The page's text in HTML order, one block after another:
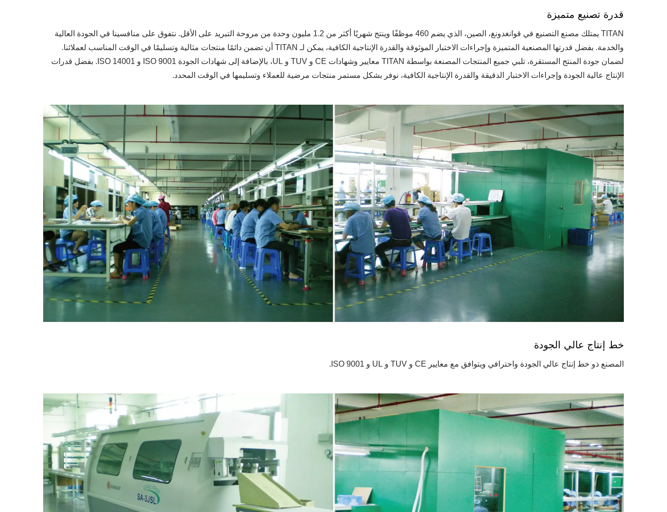
قدرة تصنيع متميزة
TITAN يمتلك مصنع التصنيع في قوانغدونغ، الصين، الذي يضم 460 موظفًا وينتج شهريًا أكثر من 1.2 مليون وحدة من مروحة التبريد على الأقل. نتفوق على منافسينا في الجودة العالية
والخدمة. بفضل قدرتها المصنعية المتميزة وإجراءات الاختبار الموثوقة والقدرة الإنتاجية الكافية، يمكن لـ TITAN أن تضمن دائمًا منتجات مثالية وتسليمًا في الوقت المناسب لعملائنا.
لضمان جودة المنتج المستقرة، تلبي جميع المنتجات المصنعة بواسطة TITAN معايير وشهادات CE و TUV و UL، بالإضافة إلى شهادات الجودة ISO 9001 و ISO 14001. بفضل قدرات
الإنتاج عالية الجودة وإجراءات الاختبار الدقيقة والقدرة الإنتاجية الكافية، نوفر بشكل مستمر منتجات مرضية للعملاء وتسليمها في الوقت المحدد.
خط إنتاج عالي الجودة
المصنع ذو خط إنتاج عالي الجودة واحترافي ويتوافق مع معايير CE و TUV و UL و ISO 9001.